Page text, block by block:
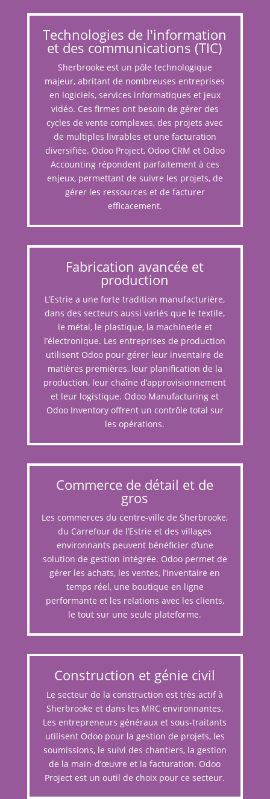
Technologies de l'information
et des communications (TIC)
Sherbrooke est un pôle technologique
majeur, abritant de nombreuses entreprises
en logiciels, services informatiques et jeux
vidéo. Ces firmes ont besoin de gérer des
cycles de vente complexes, des projets avec
de multiples livrables et une facturation
diversifiée. Odoo Project, Odoo CRM et Odoo
Accounting répondent parfaitement à ces
enjeux, permettant de suivre les projets, de
gérer les ressources et de facturer
efficacement.
Fabrication avancée et
production
L’Estrie a une forte tradition manufacturière,
dans des secteurs aussi variés que le textile,
le métal, le plastique, la machinerie et
l’électronique. Les entreprises de production
utilisent Odoo pour gérer leur inventaire de
matières premières, leur planification de la
production, leur chaîne d’approvisionnement
et leur logistique. Odoo Manufacturing et
Odoo Inventory offrent un contrôle total sur
les opérations.
Commerce de détail et de
gros
Les commerces du centre-ville de Sherbrooke,
du Carrefour de l’Estrie et des villages
environnants peuvent bénéficier d’une
solution de gestion intégrée. Odoo permet de
gérer les achats, les ventes, l’inventaire en
temps réel, une boutique en ligne
performante et les relations avec les clients,
le tout sur une seule plateforme.
Construction et génie civil
Le secteur de la construction est très actif à
Sherbrooke et dans les MRC environnantes.
Les entrepreneurs généraux et sous-traitants
utilisent Odoo pour la gestion de projets, les
soumissions, le suivi des chantiers, la gestion
de la main-d’œuvre et la facturation. Odoo
Project est un outil de choix pour ce secteur.